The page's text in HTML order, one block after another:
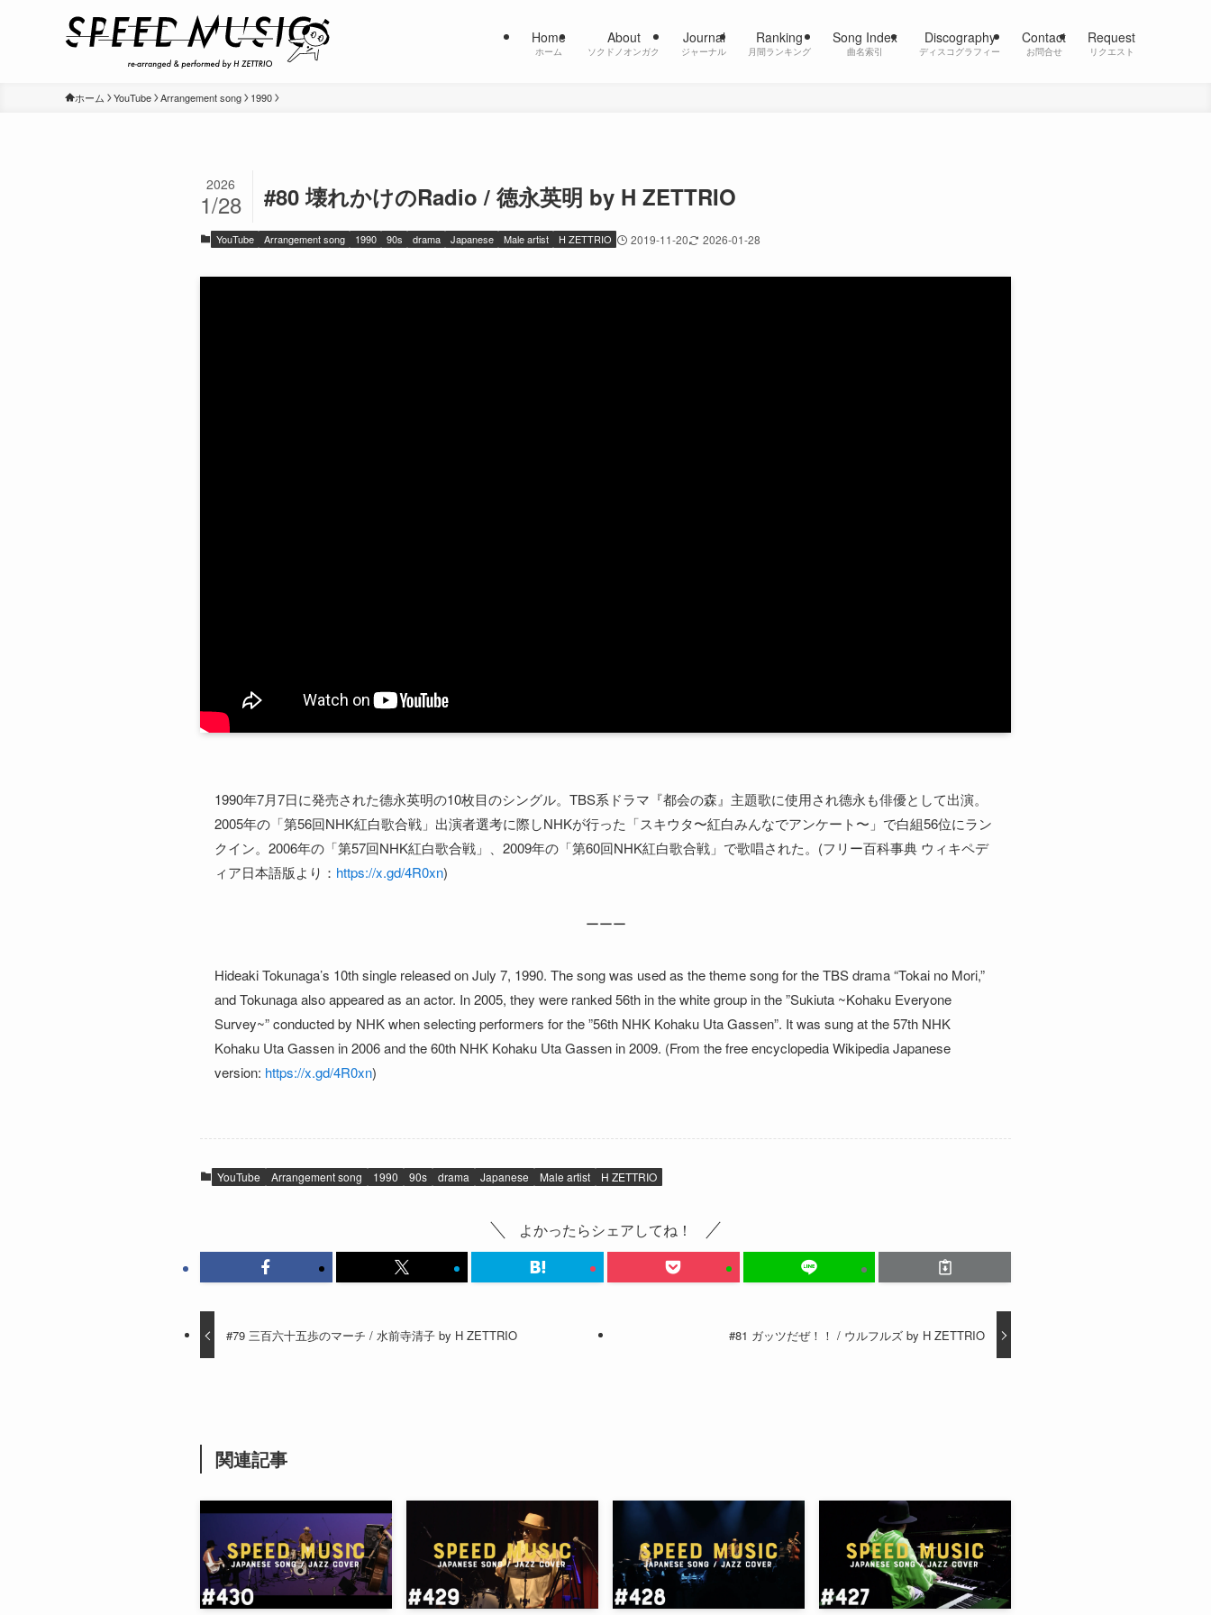
Home
ホーム
About
ソクドノオンガク
Journal
ジャーナル
Ranking
月間ランキング
Song Index
曲名索引
Discography
ディスコグラフィー
Contact
お問合せ
Request
リクエスト
ホーム YouTube Arrangement song 1990
#80 壊れかけのRadio / 徳永英明 by H ZETTRIO
2026
1/28
YouTube Arrangement song 1990 90s drama Japanese Male artist H ZETTRIO 2019-11-20 2026-01-28
1990年7月7日に発売された德永英明の10枚目のシングル。TBS系ドラマ『都会の森』主題歌に使用され德永も俳優として出演。
2005年の「第56回NHK紅白歌合戦」出演者選考に際しNHKが行った「スキウタ〜紅白みんなでアンケート〜」で白組56位にラン
クイン。2006年の「第57回NHK紅白歌合戦」、2009年の「第60回NHK紅白歌合戦」で歌唱された。(フリー百科事典 ウィキペデ
ィア日本語版より： https://x.gd/4R0xn)
ーーー
Hideaki Tokunaga’s 10th single released on July 7, 1990. The song was used as the theme song for the TBS drama “Tokai no Mori,”
and Tokunaga also appeared as an actor. In 2005, they were ranked 56th in the white group in the ”Sukiuta ~Kohaku Everyone
Survey~” conducted by NHK when selecting performers for the ”56th NHK Kohaku Uta Gassen”. It was sung at the 57th NHK
Kohaku Uta Gassen in 2006 and the 60th NHK Kohaku Uta Gassen in 2009. (From the free encyclopedia Wikipedia Japanese
version: https://x.gd/4R0xn)
YouTube Arrangement song 1990 90s drama Japanese Male artist H ZETTRIO
よかったらシェアしてね！
#79 三百六十五歩のマーチ / 水前寺清子 by H ZETTRIO #81 ガッツだぜ！！ / ウルフルズ by H ZETTRIO
関連記事